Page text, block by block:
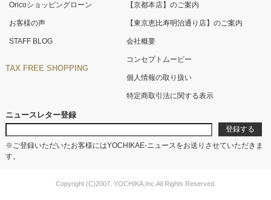
Oricoショッピングローン
お客様の声
STAFF BLOG
TAX FREE SHOPPING
【京都本店】のご案内
【東京恵比寿明治通り店】のご案内
会社概要
コンセプトムービー
個人情報の取り扱い
特定商取引法に関する表示
ニュースレター登録
※ご登録いただいたお客様にはYOCHIKAE-ニュースをお送りさせていただきま
す。
Copyright (C)2007. YOCHIKA,Inc.All Rights Reserved.